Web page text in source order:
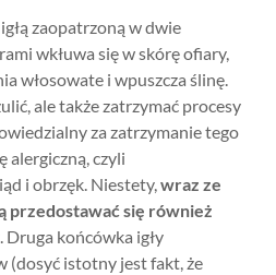
zaopatrzoną w dwie
wkłuwa się w skórę ofiary,
włosowate i wpuszcza ślinę.
ale także zatrzymać procesy
za zatrzymanie tego
alergiczną, czyli
i obrzęk. Niestety,wraz ze
przedostawać się również
. Druga końcówka igły
(dosyć istotny jest fakt, że